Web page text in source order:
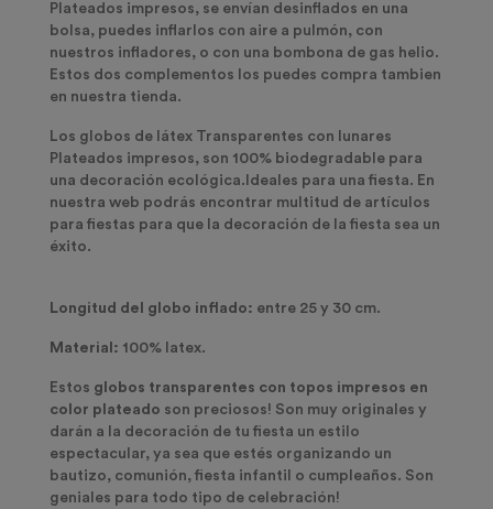
Plateados impresos, se envían desinflados en una
bolsa, puedes inflarlos con aire a pulmón, con
nuestros infladores, o con una bombona de gas helio.
Estos dos complementos los puedes compra tambien
en nuestra tienda.
Los globos de látex Transparentes con lunares
Plateados impresos, son 100% biodegradable para
una decoración ecológica.Ideales para una fiesta. En
nuestra web podrás encontrar multitud de artículos
para fiestas para que la decoración de la fiesta sea un
éxito.
Longitud del globo inflado: entre 25 y 30 cm.
Material: 100% latex.
Estos globos transparentes con topos impresos en
color plateado son preciosos! Son muy originales y
darán a la decoración de tu fiesta un estilo
espectacular, ya sea que estés organizando un
bautizo, comunión, fiesta infantil o cumpleaños. Son
geniales para todo tipo de celebración!